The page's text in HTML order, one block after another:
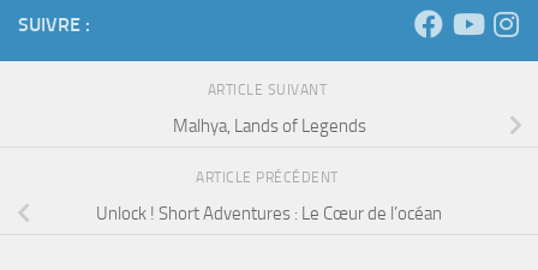
SUIVRE :
ARTICLE SUIVANT
Malhya, Lands of Legends
ARTICLE PRÉCÉDENT
Unlock ! Short Adventures : Le Cœur de l’océan